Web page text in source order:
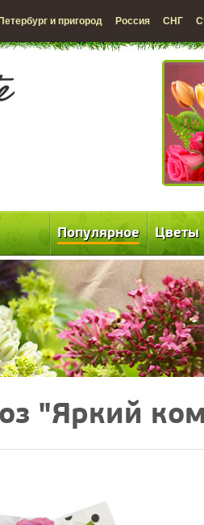
и пригород Россия СНГ
Популярное Цветы
"Яркий